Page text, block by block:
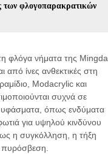
των φλογοπαρακρατικών
φλόγα νήματα της Mingda
από ίνες ανθεκτικές στη
Modacrylic και
συχνά σε
υφάσματα, όπως ενδύματα
για υψηλού κινδύνου
η συγκόλληση, η τήξη
πυρόσβεση.